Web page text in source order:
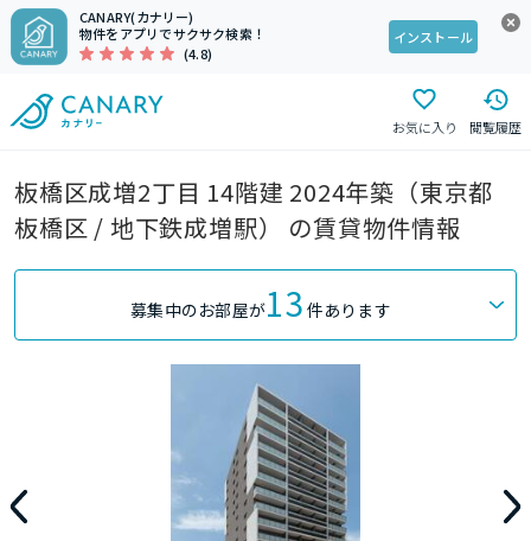
CANARY(カナリー)
物件をアプリでサクサク検索！
(4.8)
インストール
お気に入り 閲覧履歴
板橋区成増2丁目 14階建 2024年築（東京都
板橋区 / 地下鉄成増駅） の賃貸物件情報
募集中のお部屋が13 件あります